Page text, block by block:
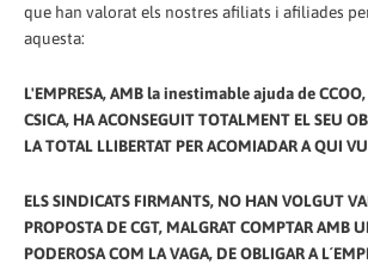
que han valorat els nostres afiliats i afiliades
aquesta:
L'EMPRESA, AMB la inestimable ajuda de CCOO,
CSICA, HA ACONSEGUIT TOTALMENT EL SEU
LA TOTAL LLIBERTAT PER ACOMIADAR A QUI
ELS SINDICATS FIRMANTS, NO HAN VOLGUT
PROPOSTA DE CGT, MALGRAT COMPTAR AMB
PODEROSA COM LA VAGA, DE OBLIGAR A